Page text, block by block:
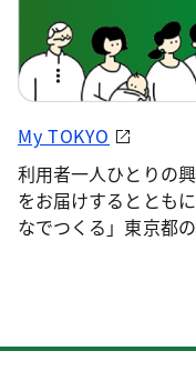
My TOKYO
利用者一人ひとりの
をお届けするととも
なでつくる」東京都